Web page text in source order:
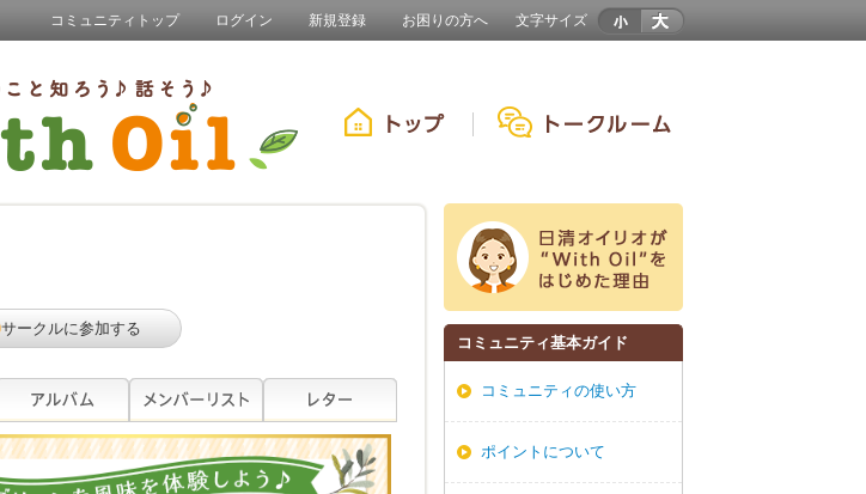
コミュニティトップ ログイン 新規登録 お困りの方へ 文字サイズ
サークルに参加する
コミュニティ基本ガイド
コミュニティの使い方
ポイントについて